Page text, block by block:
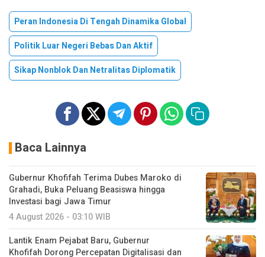
Peran Indonesia Di Tengah Dinamika Global
Politik Luar Negeri Bebas Dan Aktif
Sikap Nonblok Dan Netralitas Diplomatik
Baca Lainnya
Gubernur Khofifah Terima Dubes Maroko di
Grahadi, Buka Peluang Beasiswa hingga
Investasi bagi Jawa Timur
4 August 2026 - 03:10 WIB
Lantik Enam Pejabat Baru, Gubernur
Khofifah Dorong Percepatan Digitalisasi dan